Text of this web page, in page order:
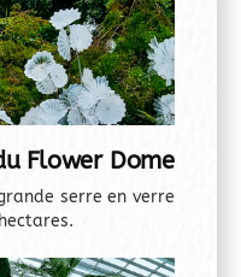
Flower Dome
serre en verre